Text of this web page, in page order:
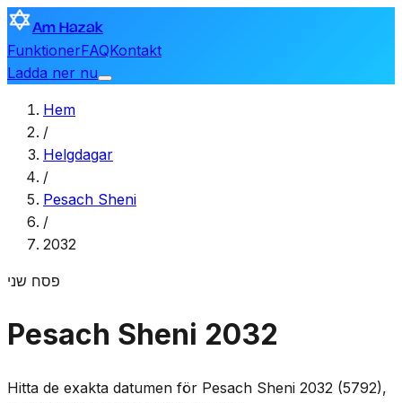
Am Hazak
FunktionerFAQKontakt
Ladda ner nu
Hem
/
Helgdagar
/
Pesach Sheni
/
2032
פסח שני
Pesach Sheni 2032
Hitta de exakta datumen för Pesach Sheni 2032 (5792),